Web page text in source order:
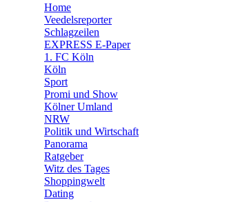
🛒 Shoppingwelt
🧩 Spiele
Home
Veedelsreporter
Schlagzeilen
EXPRESS E-Paper
1. FC Köln
Köln
Sport
Promi und Show
Kölner Umland
NRW
Politik und Wirtschaft
Panorama
Ratgeber
Witz des Tages
Shoppingwelt
Dating